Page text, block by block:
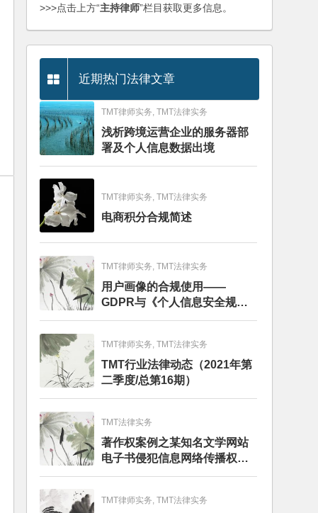
>>>点击上方“主持律师”栏目获取更多信息。
近期热门法律文章
TMT律师实务, TMT法律实务
浅析跨境运营企业的服务器部
署及个人信息数据出境
TMT律师实务, TMT法律实务
电商积分合规简述
TMT律师实务, TMT法律实务
用户画像的合规使用——
GDPR与《个人信息安全规
范》的比较分析
TMT律师实务, TMT法律实务
TMT行业法律动态（2021年第
二季度/总第16期）
TMT法律实务
著作权案例之某知名文学网站
电子书侵犯信息网络传播权纠
纷
TMT律师实务, TMT法律实务